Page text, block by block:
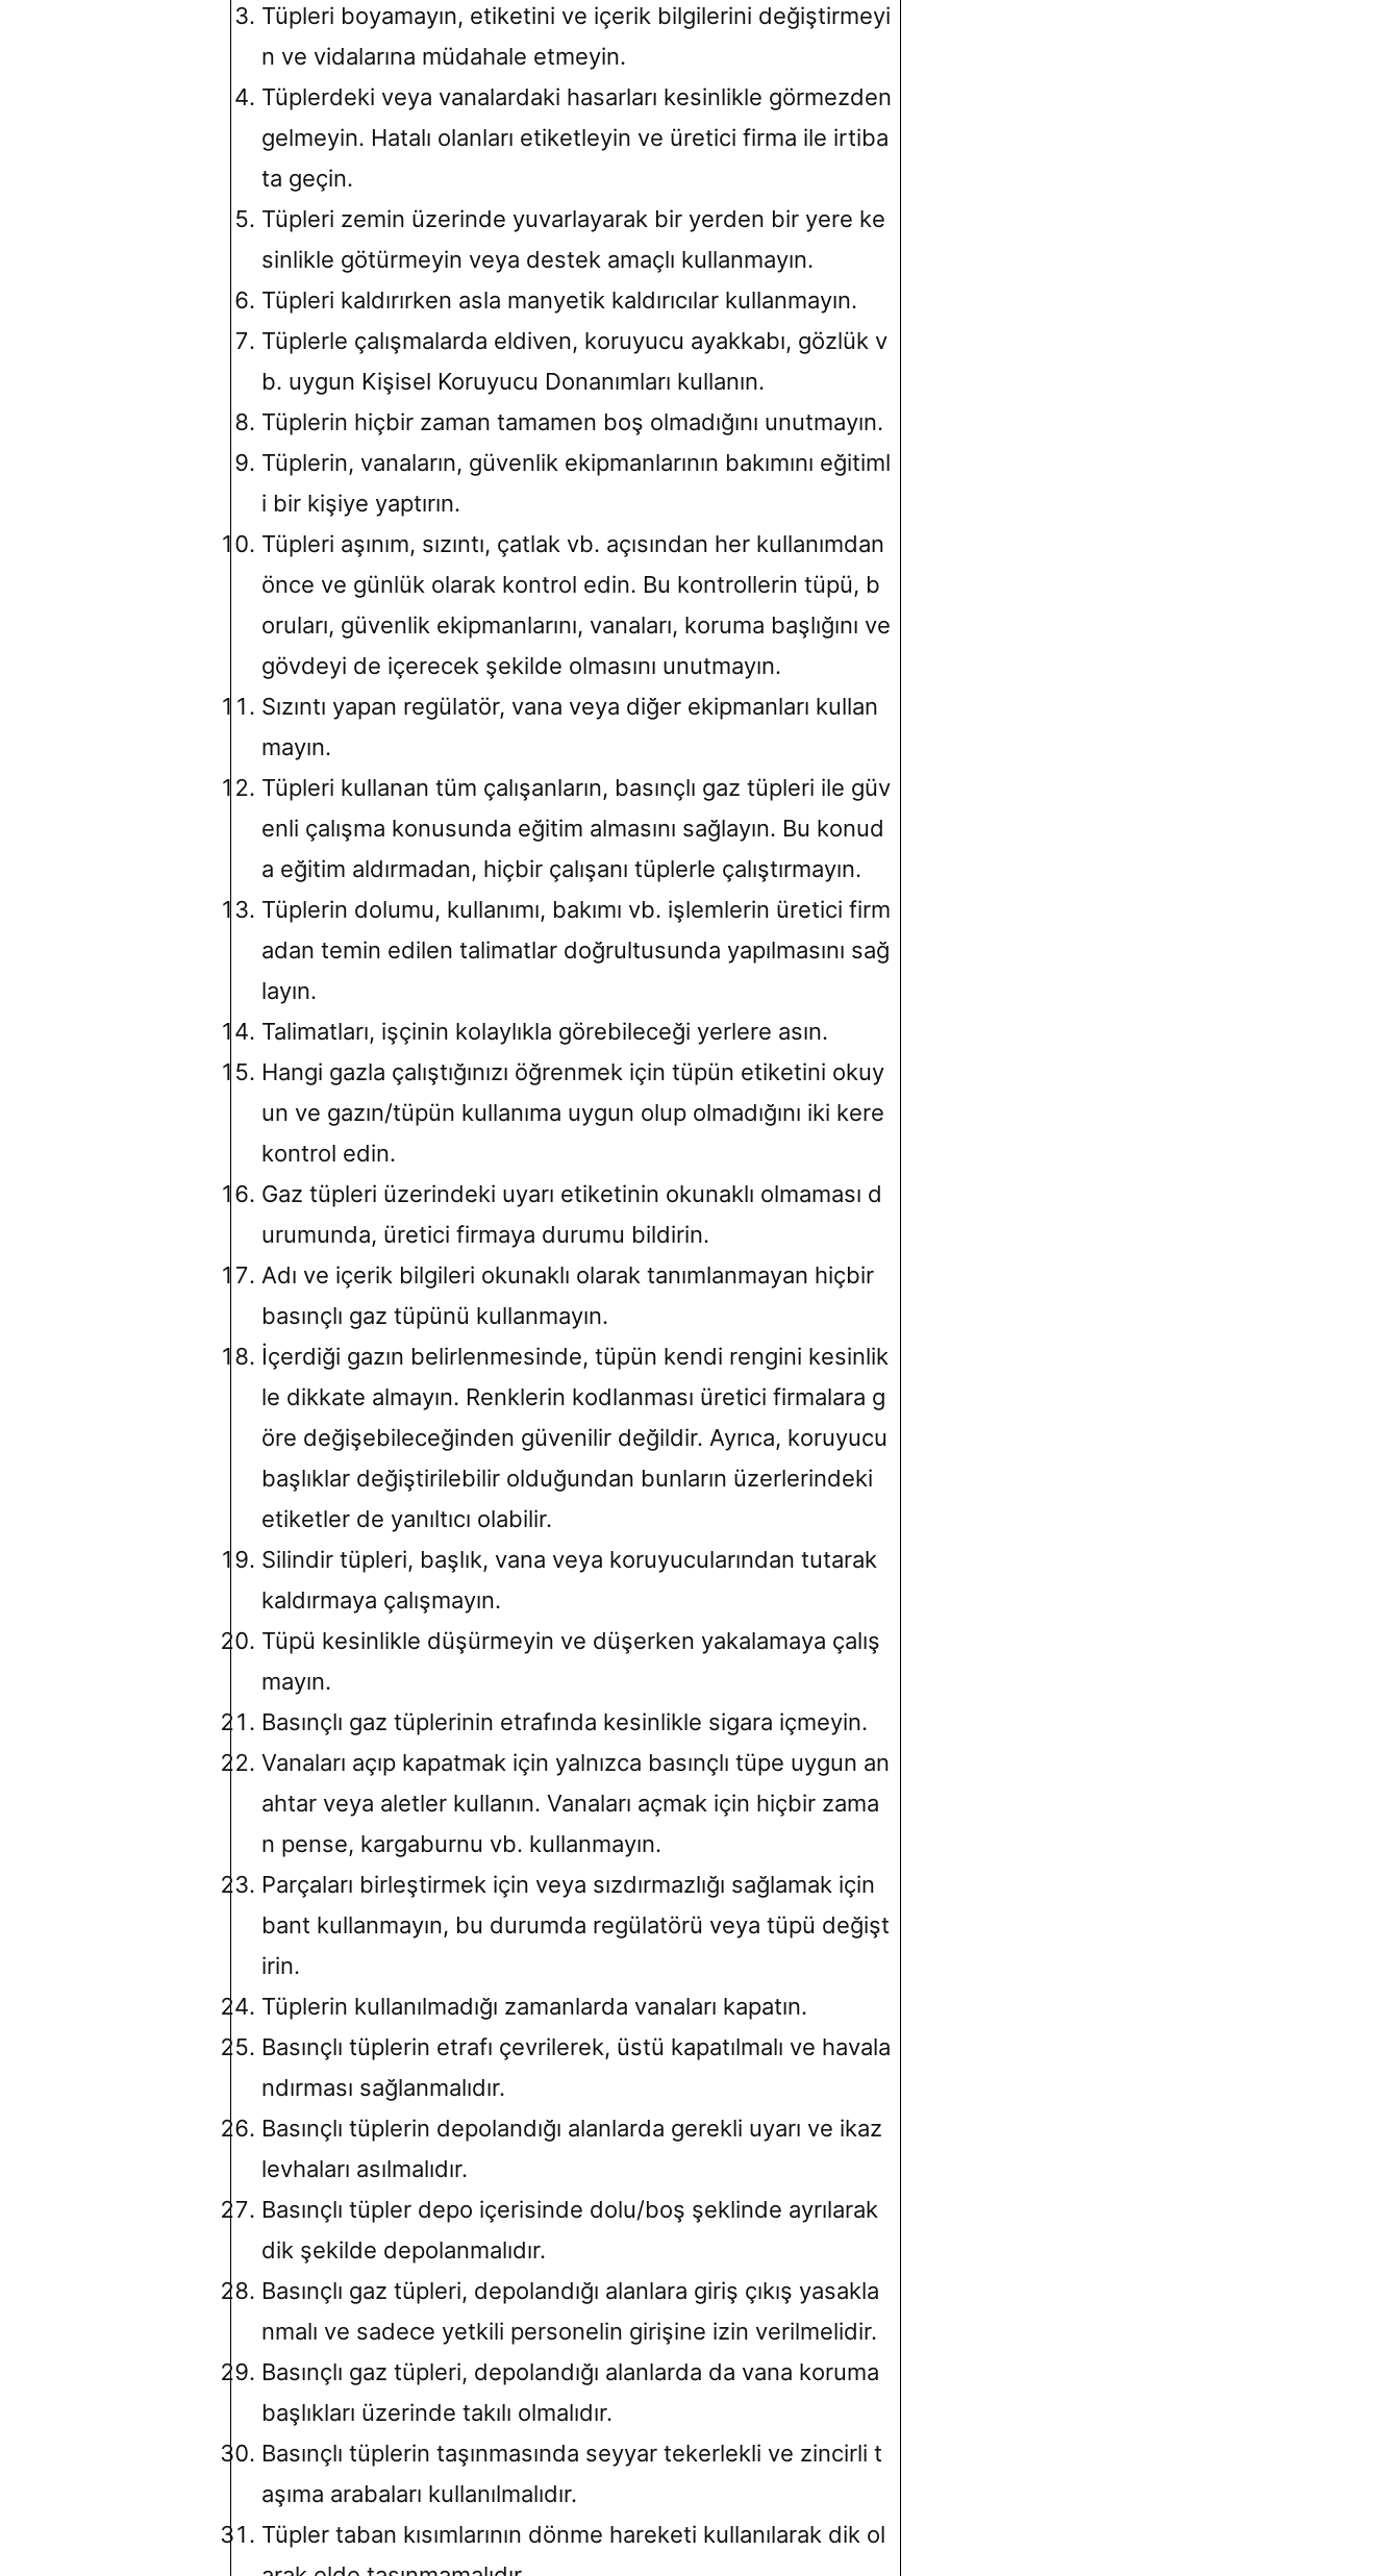
Tüpleri boyamayın, etiketini ve içerik bilgilerini değiştirmeyi
n ve vidalarına müdahale etmeyin.
Tüplerdeki veya vanalardaki hasarları kesinlikle görmezden
gelmeyin. Hatalı olanları etiketleyin ve üretici firma ile irtiba
ta geçin.
Tüpleri zemin üzerinde yuvarlayarak bir yerden bir yere ke
sinlikle götürmeyin veya destek amaçlı kullanmayın.
Tüpleri kaldırırken asla manyetik kaldırıcılar kullanmayın.
Tüplerle çalışmalarda eldiven, koruyucu ayakkabı, gözlük v
b. uygun Kişisel Koruyucu Donanımları kullanın.
Tüplerin hiçbir zaman tamamen boş olmadığını unutmayın.
Tüplerin, vanaların, güvenlik ekipmanlarının bakımını eğitiml
i bir kişiye yaptırın.
Tüpleri aşınım, sızıntı, çatlak vb. açısından her kullanımdan
önce ve günlük olarak kontrol edin. Bu kontrollerin tüpü, b
oruları, güvenlik ekipmanlarını, vanaları, koruma başlığını ve
gövdeyi de içerecek şekilde olmasını unutmayın.
Sızıntı yapan regülatör, vana veya diğer ekipmanları kullan
mayın.
Tüpleri kullanan tüm çalışanların, basınçlı gaz tüpleri ile güv
enli çalışma konusunda eğitim almasını sağlayın. Bu konud
a eğitim aldırmadan, hiçbir çalışanı tüplerle çalıştırmayın.
Tüplerin dolumu, kullanımı, bakımı vb. işlemlerin üretici firm
adan temin edilen talimatlar doğrultusunda yapılmasını sağ
layın.
Talimatları, işçinin kolaylıkla görebileceği yerlere asın.
Hangi gazla çalıştığınızı öğrenmek için tüpün etiketini okuy
un ve gazın/tüpün kullanıma uygun olup olmadığını iki kere
kontrol edin.
Gaz tüpleri üzerindeki uyarı etiketinin okunaklı olmaması d
urumunda, üretici firmaya durumu bildirin.
Adı ve içerik bilgileri okunaklı olarak tanımlanmayan hiçbir
basınçlı gaz tüpünü kullanmayın.
İçerdiği gazın belirlenmesinde, tüpün kendi rengini kesinlik
le dikkate almayın. Renklerin kodlanması üretici firmalara g
öre değişebileceğinden güvenilir değildir. Ayrıca, koruyucu
başlıklar değiştirilebilir olduğundan bunların üzerlerindeki
etiketler de yanıltıcı olabilir.
Silindir tüpleri, başlık, vana veya koruyucularından tutarak
kaldırmaya çalışmayın.
Tüpü kesinlikle düşürmeyin ve düşerken yakalamaya çalış
mayın.
Basınçlı gaz tüplerinin etrafında kesinlikle sigara içmeyin.
Vanaları açıp kapatmak için yalnızca basınçlı tüpe uygun an
ahtar veya aletler kullanın. Vanaları açmak için hiçbir zama
n pense, kargaburnu vb. kullanmayın.
Parçaları birleştirmek için veya sızdırmazlığı sağlamak için
bant kullanmayın, bu durumda regülatörü veya tüpü değişt
irin.
Tüplerin kullanılmadığı zamanlarda vanaları kapatın.
Basınçlı tüplerin etrafı çevrilerek, üstü kapatılmalı ve havala
ndırması sağlanmalıdır.
Basınçlı tüplerin depolandığı alanlarda gerekli uyarı ve ikaz
levhaları asılmalıdır.
Basınçlı tüpler depo içerisinde dolu/boş şeklinde ayrılarak
dik şekilde depolanmalıdır.
Basınçlı gaz tüpleri, depolandığı alanlara giriş çıkış yasakla
nmalı ve sadece yetkili personelin girişine izin verilmelidir.
Basınçlı gaz tüpleri, depolandığı alanlarda da vana koruma
başlıkları üzerinde takılı olmalıdır.
Basınçlı tüplerin taşınmasında seyyar tekerlekli ve zincirli t
aşıma arabaları kullanılmalıdır.
Tüpler taban kısımlarının dönme hareketi kullanılarak dik ol